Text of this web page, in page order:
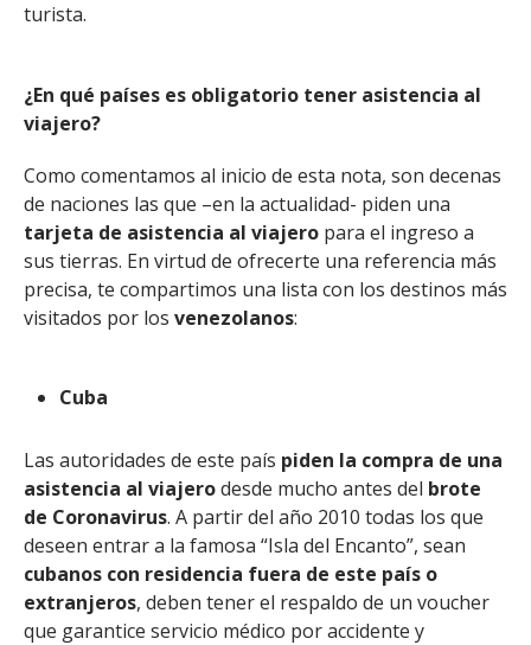
turista.
¿En qué países es obligatorio tener asistencia al
viajero?
Como comentamos al inicio de esta nota, son decenas
de naciones las que –en la actualidad- piden una
tarjeta de asistencia al viajero para el ingreso a
sus tierras. En virtud de ofrecerte una referencia más
precisa, te compartimos una lista con los destinos más
visitados por los venezolanos:
Cuba
Las autoridades de este país piden la compra de una
asistencia al viajerodesde mucho antes del brote
de Coronavirus. A partir del año 2010 todas los que
deseen entrar a la famosa “Isla del Encanto”, sean
cubanos con residencia fuera de este país o
extranjeros, deben tener el respaldo de un voucher
que garantice servicio médico por accidente y